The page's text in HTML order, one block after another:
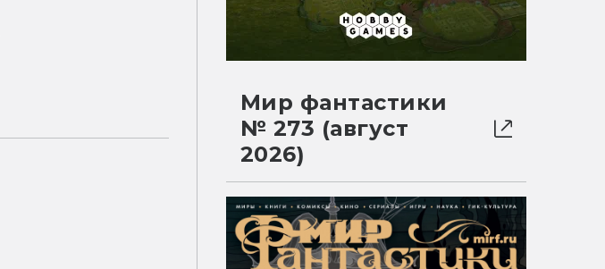
Мир фантастики
№ 273 (август
2026)